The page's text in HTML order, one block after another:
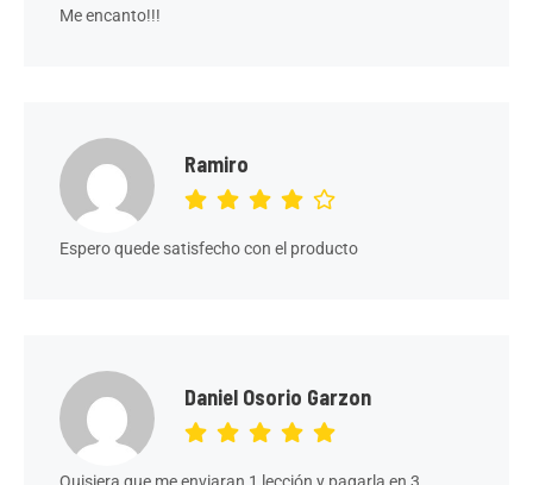
Me encanto!!!
Ramiro
Espero quede satisfecho con el producto
Daniel Osorio Garzon
Quisiera que me enviaran 1 lección y pagarla en 3